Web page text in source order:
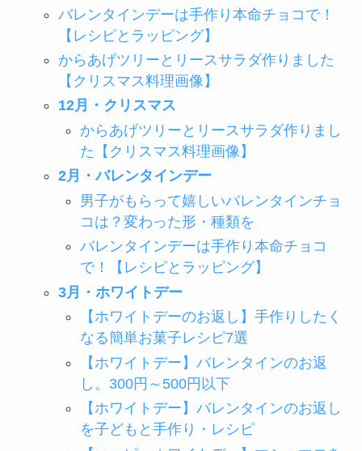
バレンタインデーは手作り本命チョコで！
【レシピとラッピング】
からあげツリーとリースサラダ作りました
【クリスマス料理画像】
12月・クリスマス
からあげツリーとリースサラダ作りまし
た【クリスマス料理画像】
2月・バレンタインデー
男子がもらって嬉しいバレンタインチョ
コは？変わった形・種類を
バレンタインデーは手作り本命チョコ
で！【レシピとラッピング】
3月・ホワイトデー
【ホワイトデーのお返し】手作りしたく
なる簡単お菓子レシピ7選
【ホワイトデー】バレンタインのお返
し。300円～500円以下
【ホワイトデー】バレンタインのお返し
を子どもと手作り・レシピ